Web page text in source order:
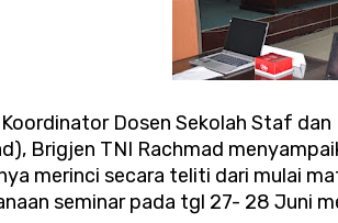
Koordinator Dosen Sekolah Staf
Brigjen TNI Rachmad
merinci secara teliti dari mulai
seminar pada tgl 27- 28 Juni